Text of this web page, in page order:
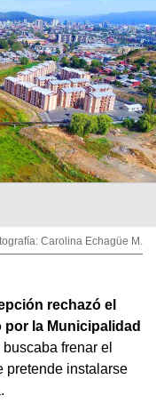
Carolina Echagüe M.
rechazó el
la Municipalidad
frenar el
pretende instalarse